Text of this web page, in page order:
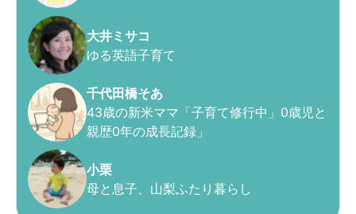
大井ミサコ
ゆる英語子育て
千代田橋そあ
43歳の新米ママ「子育て修行中」0歳児と
親歴0年の成長記録」
小栗
母と息子、山梨ふたり暮らし